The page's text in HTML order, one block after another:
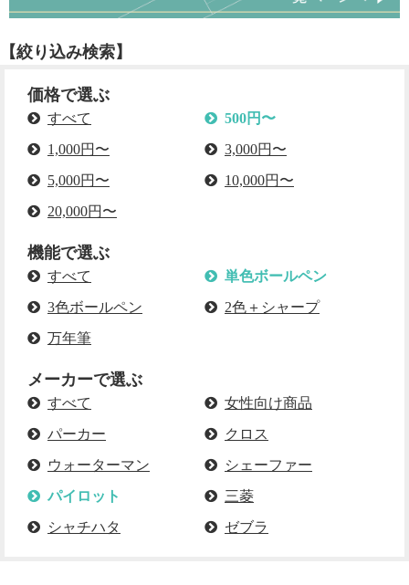
【絞り込み検索】
価格で選ぶ
すべて
500円〜
1,000円〜
3,000円〜
5,000円〜
10,000円〜
20,000円〜
機能で選ぶ
すべて
単色ボールペン
3色ボールペン
2色＋シャープ
万年筆
メーカーで選ぶ
すべて
女性向け商品
パーカー
クロス
ウォーターマン
シェーファー
パイロット
三菱
シャチハタ
ゼブラ